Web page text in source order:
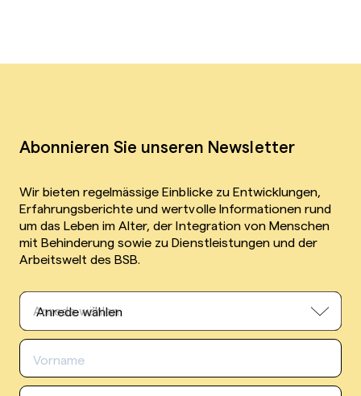
Abonnieren Sie unseren Newsletter
Wir bieten regelmässige Einblicke zu Entwicklungen,
Erfahrungsberichte und wertvolle Informationen rund
um das Leben im Alter, der Integration von Menschen
mit Behinderung sowie zu Dienstleistungen und der
Arbeitswelt des BSB.
Anrede wählen